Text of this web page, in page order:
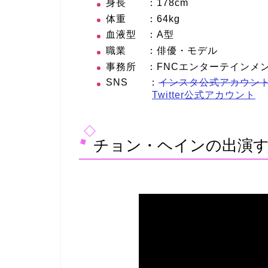
身長 ：178cm
体重 ：64kg
血液型 ：A型
職業 ：俳優・モデル
事務所 ：FNCエンターテインメ
SNS ： インスタ公式アカウン
Twitter公式アカウント
チョン・ヘインの出演